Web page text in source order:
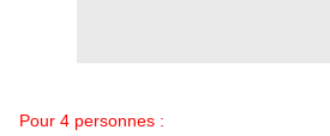
Pour 4 personnes :